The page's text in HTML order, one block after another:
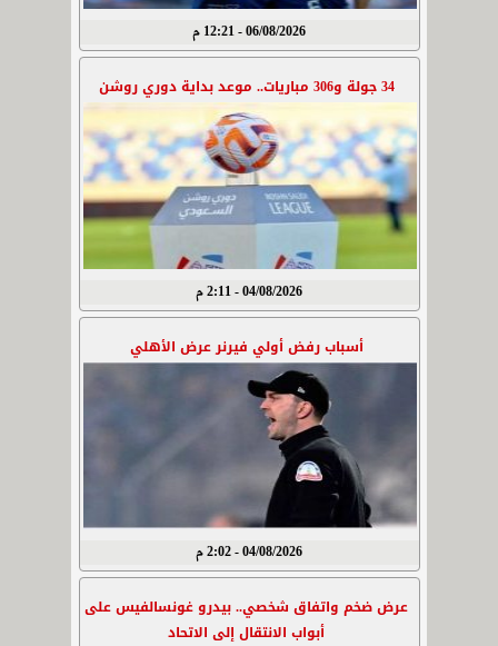
06/08/2026 - 12:21 م
34 جولة و306 مباريات.. موعد بداية دوري روشن
04/08/2026 - 2:11 م
أسباب رفض أولي فيرنر عرض الأهلي
04/08/2026 - 2:02 م
عرض ضخم واتفاق شخصي.. بيدرو غونسالفيس على
أبواب الانتقال إلى الاتحاد